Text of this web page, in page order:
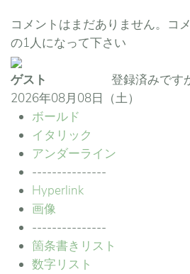
コメントはまだありません。コ
の1人になって下さい
登録済みです
ゲスト
2026年08月08日（土）
ボールド
イタリック
アンダーライン
---------------
Hyperlink
画像
---------------
箇条書きリスト
数字リスト